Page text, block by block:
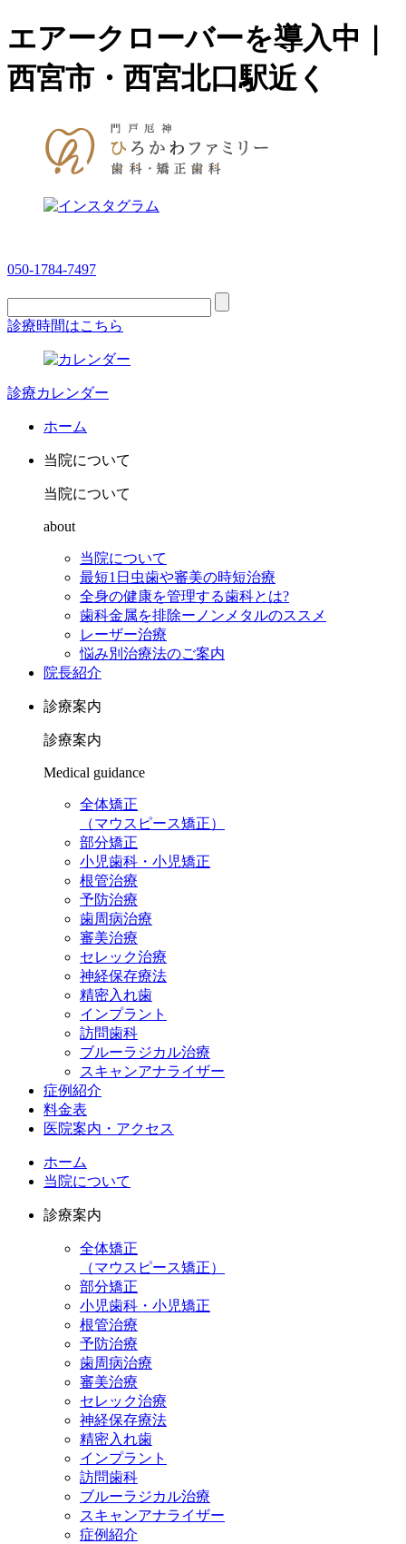
エアークローバーを導入中｜
西宮市・西宮北口駅近く
050-1784-7497
診療時間はこちら
診療カレンダー
ホーム
当院について
当院について
about
当院について
最短1日虫歯や審美の時短治療
全身の健康を管理する歯科とは?
歯科金属を排除ーノンメタルのススメ
レーザー治療
悩み別治療法のご案内
院長紹介
診療案内
診療案内
Medical guidance
全体矯正
（マウスピース矯正）
部分矯正
小児歯科・小児矯正
根管治療
予防治療
歯周病治療
審美治療
セレック治療
神経保存療法
精密入れ歯
インプラント
訪問歯科
ブルーラジカル治療
スキャンアナライザー
症例紹介
料金表
医院案内・アクセス
ホーム
当院について
診療案内
全体矯正
（マウスピース矯正）
部分矯正
小児歯科・小児矯正
根管治療
予防治療
歯周病治療
審美治療
セレック治療
神経保存療法
精密入れ歯
インプラント
訪問歯科
ブルーラジカル治療
スキャンアナライザー
症例紹介